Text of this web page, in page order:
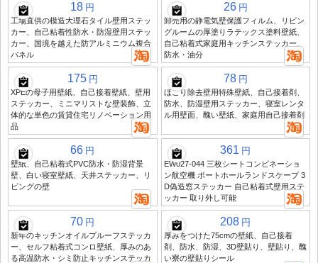
18 円
工場直供の模造大理石タイル壁用ステッ
カー、自己粘着性防水・防湿壁用ステッ
カー、国境を越えた防アルミニウム複合
パネル
26 円
卸売用の静電気壁保護フィルム、リビン
グルームの厚塗りラテックス塗料壁紙、
自己粘着式家庭用キッチンステッカー、
防水・油分
175 円
XPEの母子用壁紙、自己接着壁紙、壁用
ステッカー、ミニマリストな壁装飾、立
体的な単色の賃貸住宅リノベーション用
品
78 円
ほこり除去壁用特殊壁紙、自己接着剤、
防水、防湿壁用ステッカー、寝室レンタ
ル用壁面、醜い壁紙、家庭用自己接着剤
66 円
壁紙、自己粘着式PVC防水・防湿背景
壁、白い寝室壁紙、天井ステッカー、リ
ビングの壁
361 円
EW027-044 三枚シートコンビネーショ
ン航空機 ポートホールランドスケープ 3
D偽造窓ステッカー 自己粘着式壁用ステ
ッカー 取り外し可能
70 円
新年のキッチンオイルプルーフステッカ
ー、セルフ粘着式コンロ壁紙、厚みのあ
る高温防水・シミ防止キッチンステッカ
208 円
厚みをつけた75cmの壁紙、自己接着
剤、防水、防湿、3D壁貼り、壁貼り、醜
い寮の壁貼りシール